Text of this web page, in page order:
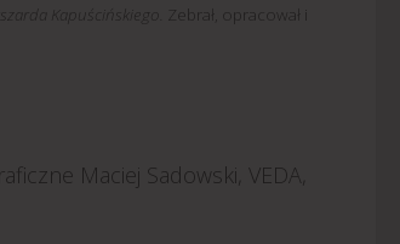
Kapuścińskiego.
Zebrał, opracował i
Maciej Sadowski, VEDA,